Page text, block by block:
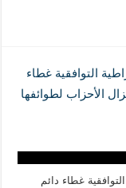
التوافقية غطاء
الأحزاب لطوائفها
غطاء دائم